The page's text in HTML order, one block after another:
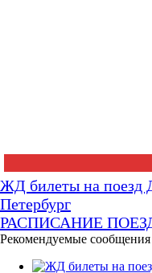
ЖД билеты на поезд
Петербург
РАСПИСАНИЕ
Рекомендуемые сообщения